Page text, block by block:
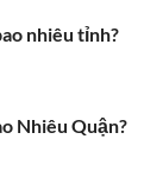
nhiêu tỉnh?
Nhiêu Quận?